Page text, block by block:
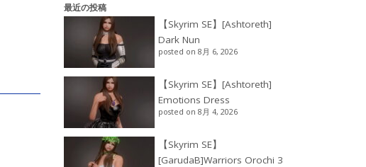
最近の投稿
【Skyrim SE】[Ashtoreth]
Dark Nun
posted on 8月 6, 2026
【Skyrim SE】[Ashtoreth]
Emotions Dress
posted on 8月 4, 2026
【Skyrim SE】
[GarudaB]Warriors Orochi 3